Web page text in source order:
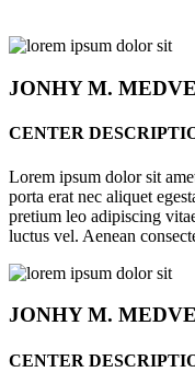
JONHYM.
CENTER
Lorem ipsum dolor sit
porta erat nec aliquet
pretium leo adipiscing
luctus vel. Aenean
JONHYM.
CENTER